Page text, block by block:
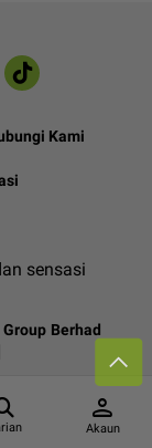
person
Akaun
Kami
sensasi
Berhad